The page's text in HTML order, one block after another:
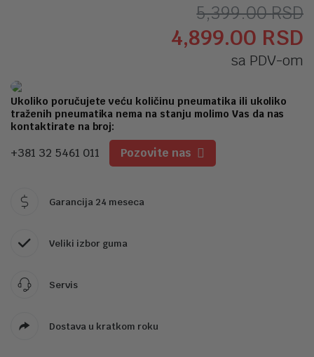
5,399.00RSD
4,899.00 RSD
sa PDV-om
Ukoliko poručujete veću količinu pneumatika ili ukoliko
traženih pneumatika nema na stanju molimo Vas da nas
kontaktirate na broj:
+381 32 5461 011 Pozovite nas
Garancija 24 meseca
Veliki izbor guma
Servis
Dostava u kratkom roku